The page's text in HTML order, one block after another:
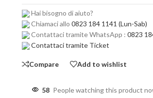
Hai bisogno di aiuto?
Chiamaci allo 0823 184 1141 (Lun-Sab)
Contattaci tramite WhatsApp : 0823
Contattaci tramite Ticket
Compare Add to wishlist
58 People watching this product